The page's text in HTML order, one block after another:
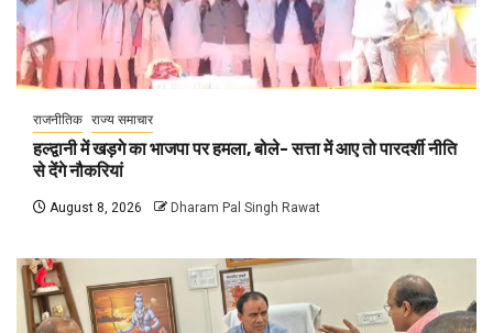
राजनीतिक राज्य समाचार
हल्द्वानी में खड़गे का भाजपा पर हमला, बोले- सत्ता में आए तो पारदर्शी नीति
से देंगे नौकरियां
August 8, 2026 Dharam Pal Singh Rawat